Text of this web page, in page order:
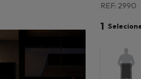
REF: 2990
1